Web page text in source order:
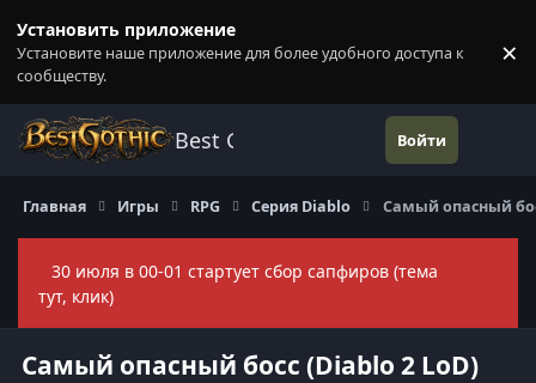
Установить приложение
Установите наше приложение для более удобного доступа к
сообществу.
×
Best Gothic Forums Войти
Главная Игры RPG Серия Diablo Самый опасный
30 июля в 00-01 стартует сбор сапфиров (тема
тут, клик)
Самый опасный босс (Diablo 2 LoD)